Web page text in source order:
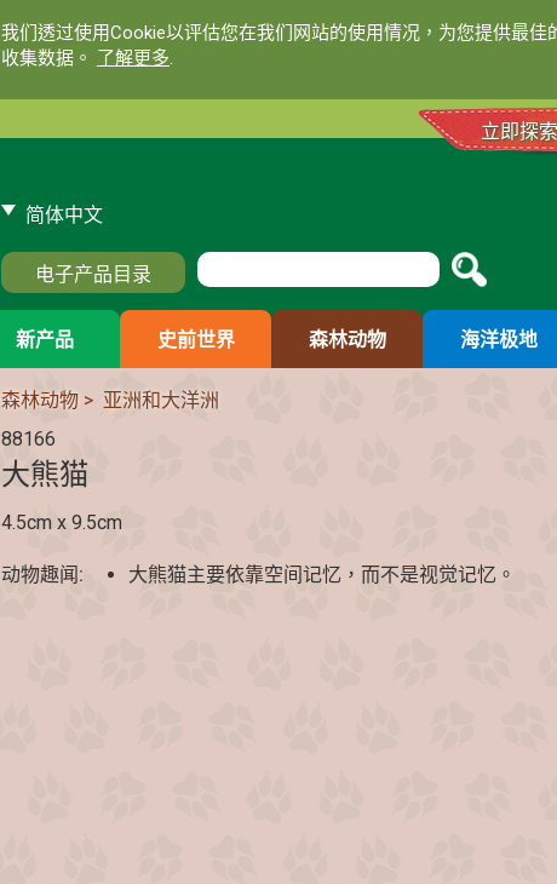
我们透过使用Cookie以评估您在我们网站的使用情况，为您提供最
收集数据。 了解更多.
立即探
简体中文
电子产品目录
新产品 史前世界 森林动物 海洋极地
森林动物> 亚洲和大洋洲
88166
大熊猫
4.5cm x 9.5cm
动物趣闻: 大熊猫主要依靠空间记忆，而不是视觉记忆。